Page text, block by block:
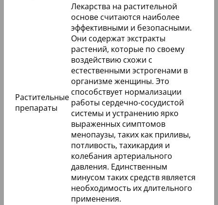
Растительные
препараты
Лекарства на растительной
основе считаются наиболее
эффективными и безопасными.
Они содержат экстракты
растений, которые по своему
воздействию схожи с
естественными эстрогенами в
организме женщины. Это
способствует нормализации
работы сердечно-сосудистой
системы и устранению ярко
выраженных симптомов
менопаузы, таких как приливы,
потливость, тахикардия и
колебания артериального
давления. Единственным
минусом таких средств является
необходимость их длительного
применения.